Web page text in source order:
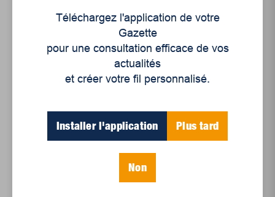
Téléchargez l'application de votre
Gazette
pour une consultation efficace de vos
actualités
et créer votre fil personnalisé.
Installer l'application Plus tard
Non